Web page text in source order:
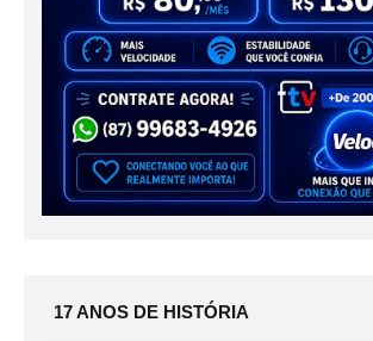
17 ANOS DE HISTÓRIA